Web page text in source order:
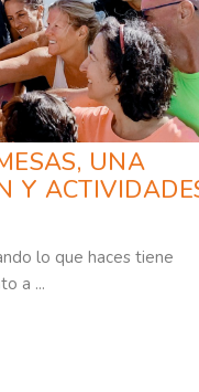
UNA
Y
lo que haces tiene
a